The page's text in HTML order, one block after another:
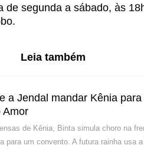
de segunda a sábado, às
Leia também
a Jendal mandar Kênia
Amor
de Kênia, Binta simula choro na
para um convento. A futura rainha usa